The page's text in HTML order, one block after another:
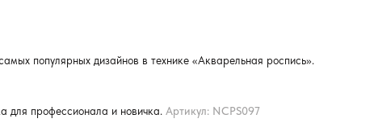
популярных дизайнов в технике «Акварельная роспись».
для профессионала и новичка. Артикул: NCPS097